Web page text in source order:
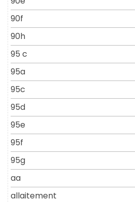
90f
90h
95 c
95a
95c
95d
95e
95f
95g
aa
allaitement